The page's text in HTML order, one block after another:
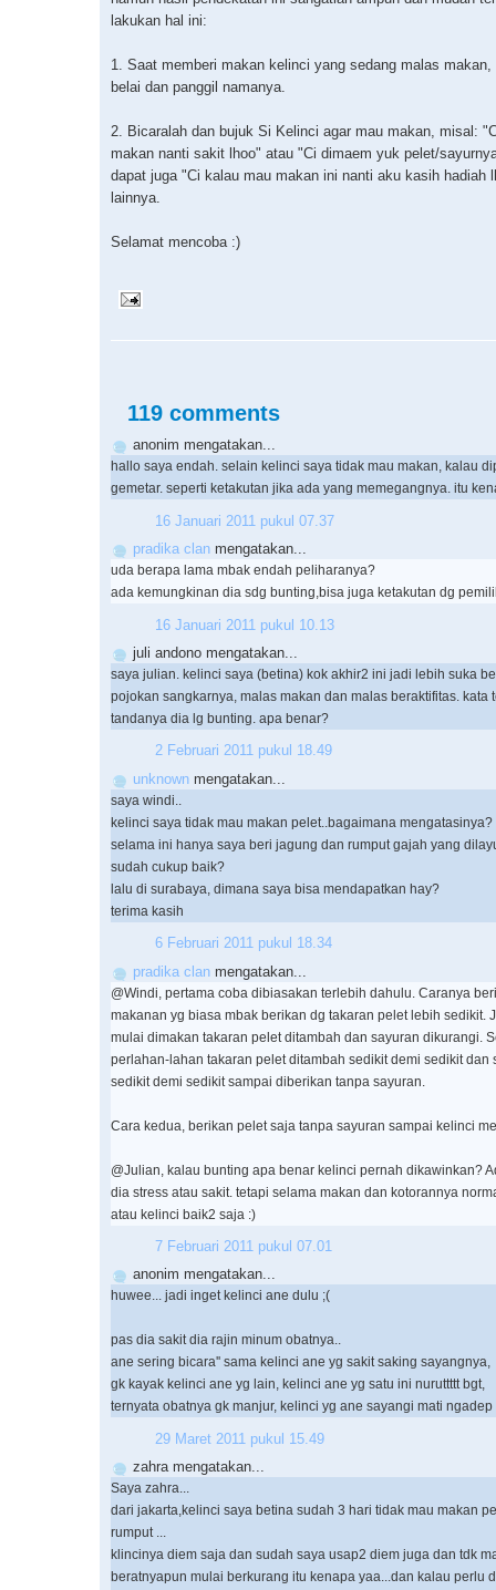
lakukan hal ini:
1. Saat memberi makan kelinci yang sedang malas
belai dan panggil namanya.
2. Bicaralah dan bujuk Si Kelinci agar mau makan, misal:
makan nanti sakit lhoo" atau "Ci dimaem yuk pelet/
dapat juga "Ci kalau mau makan ini nanti aku kasih hadiah
lainnya.
Selamat mencoba :)
119 comments
anonim mengatakan...
hallo saya endah. selain kelinci saya tidak mau makan, kalau
gemetar. seperti ketakutan jika ada yang memegangnya. itu
16 Januari 2011 pukul 07.37
pradika clan mengatakan...
uda berapa lama mbak endah peliharanya?
ada kemungkinan dia sdg bunting,bisa juga ketakutan dg
16 Januari 2011 pukul 10.13
juli andono mengatakan...
saya julian. kelinci saya (betina) kok akhir2 ini jadi lebih suka
pojokan sangkarnya, malas makan dan malas beraktifitas. kata
tandanya dia lg bunting. apa benar?
2 Februari 2011 pukul 18.49
unknown mengatakan...
saya windi..
kelinci saya tidak mau makan pelet..bagaimana mengatasinya?
selama ini hanya saya beri jagung dan rumput gajah yang
sudah cukup baik?
lalu di surabaya, dimana saya bisa mendapatkan hay?
terima kasih
6 Februari 2011 pukul 18.34
pradika clan mengatakan...
@Windi, pertama coba dibiasakan terlebih dahulu. Caranya
makanan yg biasa mbak berikan dg takaran pelet lebih sedikit.
mulai dimakan takaran pelet ditambah dan sayuran dikurangi.
perlahan-lahan takaran pelet ditambah sedikit demi sedikit dan
sedikit demi sedikit sampai diberikan tanpa sayuran.
Cara kedua, berikan pelet saja tanpa sayuran sampai kelinci
@Julian, kalau bunting apa benar kelinci pernah dikawinkan?
dia stress atau sakit. tetapi selama makan dan kotorannya
atau kelinci baik2 saja :)
7 Februari 2011 pukul 07.01
anonim mengatakan...
huwee... jadi inget kelinci ane dulu ;(
pas dia sakit dia rajin minum obatnya..
ane sering bicara'' sama kelinci ane yg sakit saking sayangnya,
gk kayak kelinci ane yg lain, kelinci ane yg satu ini nuruttttt bgt,
ternyata obatnya gk manjur, kelinci yg ane sayangi mati ngadep
29 Maret 2011 pukul 15.49
zahra mengatakan...
Saya zahra...
dari jakarta,kelinci saya betina sudah 3 hari tidak mau makan
rumput ...
klincinya diem saja dan sudah saya usap2 diem juga dan tdk
beratnyapun mulai berkurang itu kenapa yaa...dan kalau perlu